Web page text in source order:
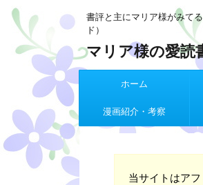
書評と主にマリア様がみて
ド）
マリア様の愛読
ホーム
漫画紹介・考察
当サイトはア